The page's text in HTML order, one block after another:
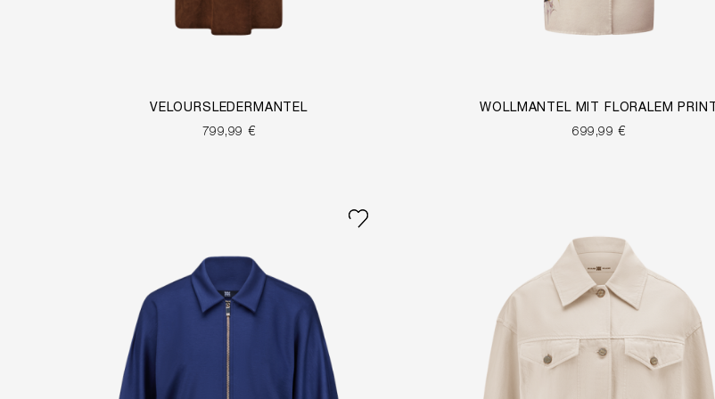
VELOURSLEDERMANTEL
799,99 €
WOLLMANTEL MIT FLORALEM PRINT
699,99 €